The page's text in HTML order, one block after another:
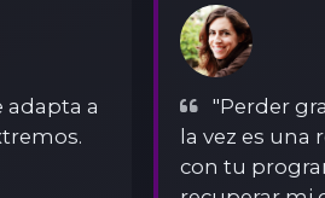
adapta a
"Perder
la vez es una
con tu